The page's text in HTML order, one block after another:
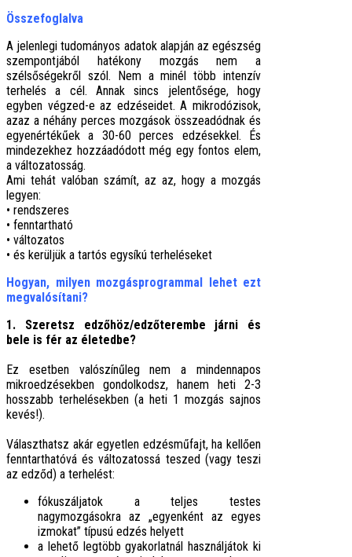
Összefoglalva
A jelenlegi tudományos adatok alapján az egészség
szempontjából hatékony mozgás nem a
szélsőségekről szól. Nem a minél több intenzív
terhelés a cél. Annak sincs jelentősége, hogy
egyben végzed-e az edzéseidet. A mikrodózisok,
azaz a néhány perces mozgások összeadódnak és
egyenértékűek a 30-60 perces edzésekkel. És
mindezekhez hozzáadódott még egy fontos elem,
a változatosság.
Ami tehát valóban számít, az az, hogy a mozgás
legyen:
• rendszeres
• fenntartható
• változatos
• és kerüljük a tartós egysíkú terheléseket
Hogyan, milyen mozgásprogrammal lehet ezt
megvalósítani?
1. Szeretsz edzőhöz/edzőterembe járni és
bele is fér az életedbe?
Ez esetben valószínűleg nem a mindennapos
mikroedzésekben gondolkodsz, hanem heti 2-3
hosszabb terhelésekben (a heti 1 mozgás sajnos
kevés!).
Választhatsz akár egyetlen edzésműfajt, ha kellően
fenntarthatóvá és változatossá teszed (vagy teszi
az edződ) a terhelést:
fókuszáljatok a teljes testes
nagymozgásokra az „egyenként az egyes
izmokat” típusú edzés helyett
a lehető legtöbb gyakorlatnál használjátok ki